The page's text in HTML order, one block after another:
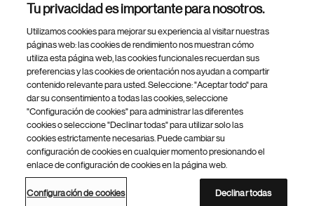
Footer Site Search
inferior
del
© 2026 Novartis AG
Política de privacidad Términos de uso
Accesibilidad
Configuración de cookies
Mapa del sitio
Tu privacidad es importante para nosotros.
Utilizamos cookies para mejorar su experiencia al visitar nuestras
páginas web: las cookies de rendimiento nos muestran cómo
utiliza esta página web, las cookies funcionales recuerdan sus
preferencias y las cookies de orientación nos ayudan a compartir
contenido relevante para usted. Seleccione: "Aceptar todo" para
dar su consentimiento a todas las cookies, seleccione
"Configuración de cookies" para administrar las diferentes
cookies o seleccione "Declinar todas" para utilizar solo las
cookies estrictamente necesarias. Puede cambiar su
configuración de cookies en cualquier momento presionando el
enlace de configuración de cookies en la página web.
Configuración de cookies Declinar todas